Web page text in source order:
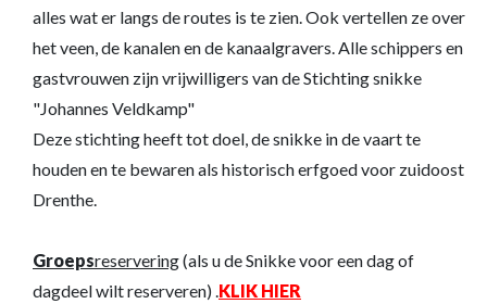
alles wat er langs de routes is te zien. Ook vertellen ze over
het veen, de kanalen en de kanaalgravers. Alle schippers en
gastvrouwen zijn vrijwilligers van de Stichting snikke
"Johannes Veldkamp"
Deze stichting heeft tot doel, de snikke in de vaart te
houden en te bewaren als historisch erfgoed voor zuidoost
Drenthe.
Groepsreservering(als u de Snikke voor een dag of
dagdeel wilt reserveren) .KLIK HIER